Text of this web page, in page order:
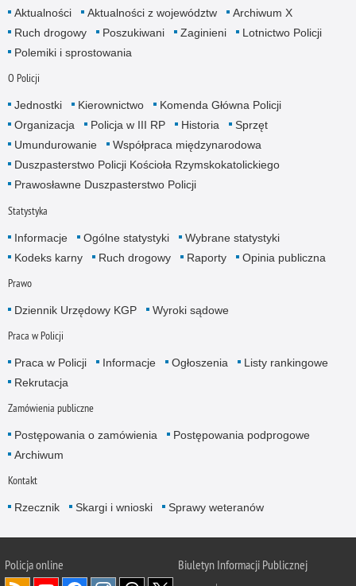
Aktualności Aktualności z województw
Archiwum X
Ruch drogowy
Poszukiwani Zaginieni
Lotnictwo Policji
Polemiki i sprostowania
O Policji
Jednostki Kierownictwo
Komenda Główna Policji
Organizacja
Policja w III RP Historia
Sprzęt
Umundurowanie
Współpraca międzynarodowa
Duszpasterstwo Policji Kościoła Rzymskokatolickiego
Prawosławne Duszpasterstwo Policji
Statystyka
Informacje Ogólne statystyki
Wybrane statystyki
Kodeks karny
Ruch drogowy Raporty Opinia publiczna
Prawo
Dziennik Urzędowy KGP Wyroki sądowe
Praca w Policji
Praca w Policji Informacje Ogłoszenia
Listy rankingowe
Rekrutacja
Zamówienia publiczne
Postępowania o zamówienia
Postępowania podprogowe
Archiwum
Kontakt
Rzecznik Skargi i wnioski Sprawy weteranów
Policjaonline
Biuletyn Informacji Publicznej